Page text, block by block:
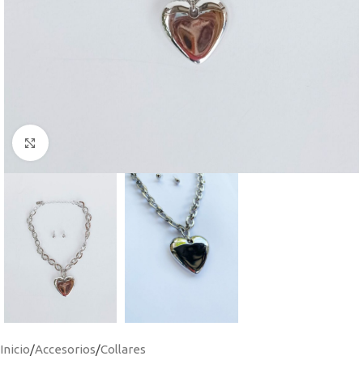
Click to enlarge
Inicio/Accesorios/Collares